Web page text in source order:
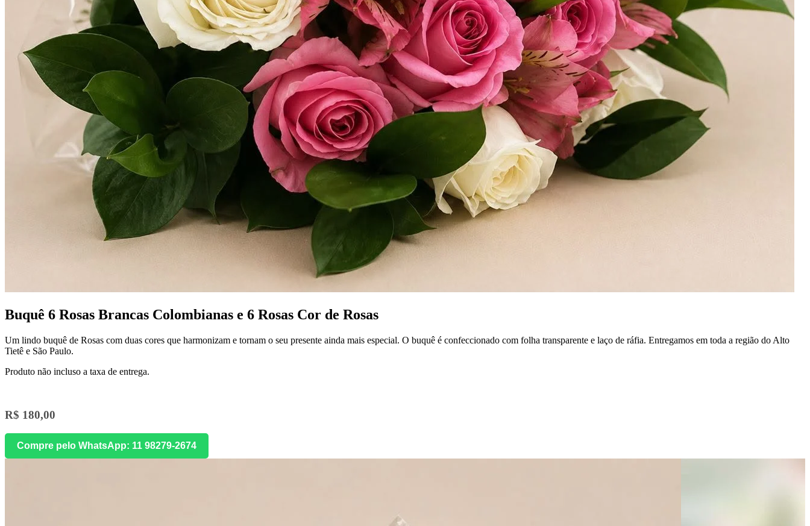
Buquê 6 Rosas Brancas Colombianas e 6 Rosas Cor de Rosas
Um lindo buquê de Rosas com duas cores que harmonizam e tornam o seu presente ainda mais especial. O buquê é confeccionado com folha transparente e laço de ráfia. Entregamos em toda a região do Alto
Tietê e São Paulo.
Produto não incluso a taxa de entrega.
R$ 180,00
Compre pelo WhatsApp: 11 98279-2674